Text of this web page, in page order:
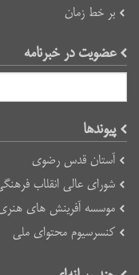
بر خط زمان
عضویت در خبرنامه
پیوند‌ها
آستان قدس رضوی
شورای عالی انقلاب فرهنگی
موسسه آفرینش های هنری
کنسرسیوم محتوای ملی